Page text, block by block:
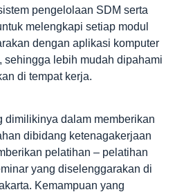
pengelolaan SDM serta
melengkapi setiap modul
dengan aplikasi komputer
sehingga lebih mudah dipahami
di tempat kerja.
dimilikinya dalam memberikan
dibidang ketenagakerjaan
pelatihan – pelatihan
yang diselenggarakan di
Kemampuan yang